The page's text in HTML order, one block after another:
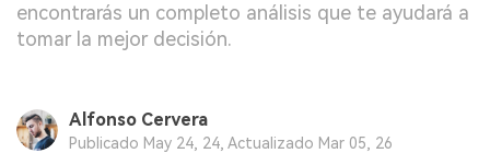
encontrarás un completo análisis que te ayudará a
tomar la mejor decisión.
Alfonso Cervera
Publicado May 24, 24, Actualizado Mar 05, 26